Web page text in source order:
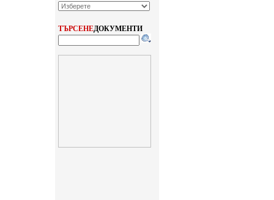
ТЪРСЕНЕДОКУМЕНТИ